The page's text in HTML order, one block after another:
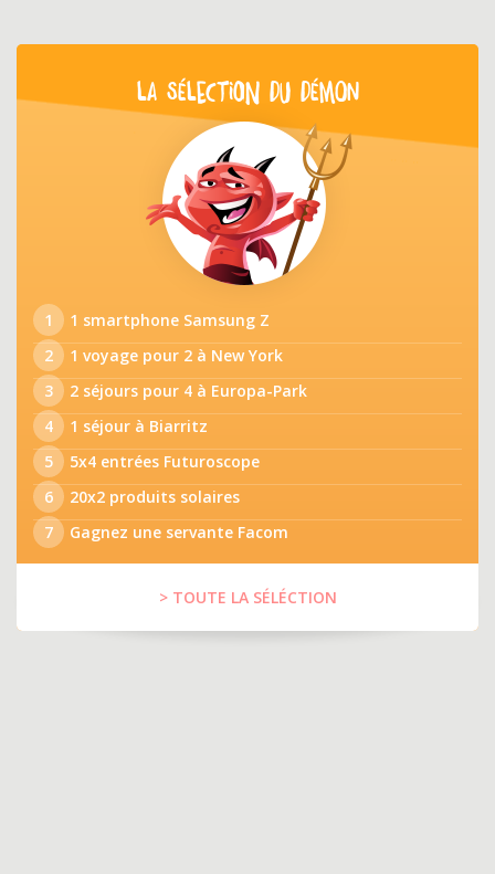
LA SÉLECTION DU DÉMON
1
1 smartphone Samsung Z
2
1 voyage pour 2 à New York
3
2 séjours pour 4 à Europa-Park
4
1 séjour à Biarritz
5
5x4 entrées Futuroscope
6
20x2 produits solaires
7
Gagnez une servante Facom
> TOUTE LA SÉLÉCTION